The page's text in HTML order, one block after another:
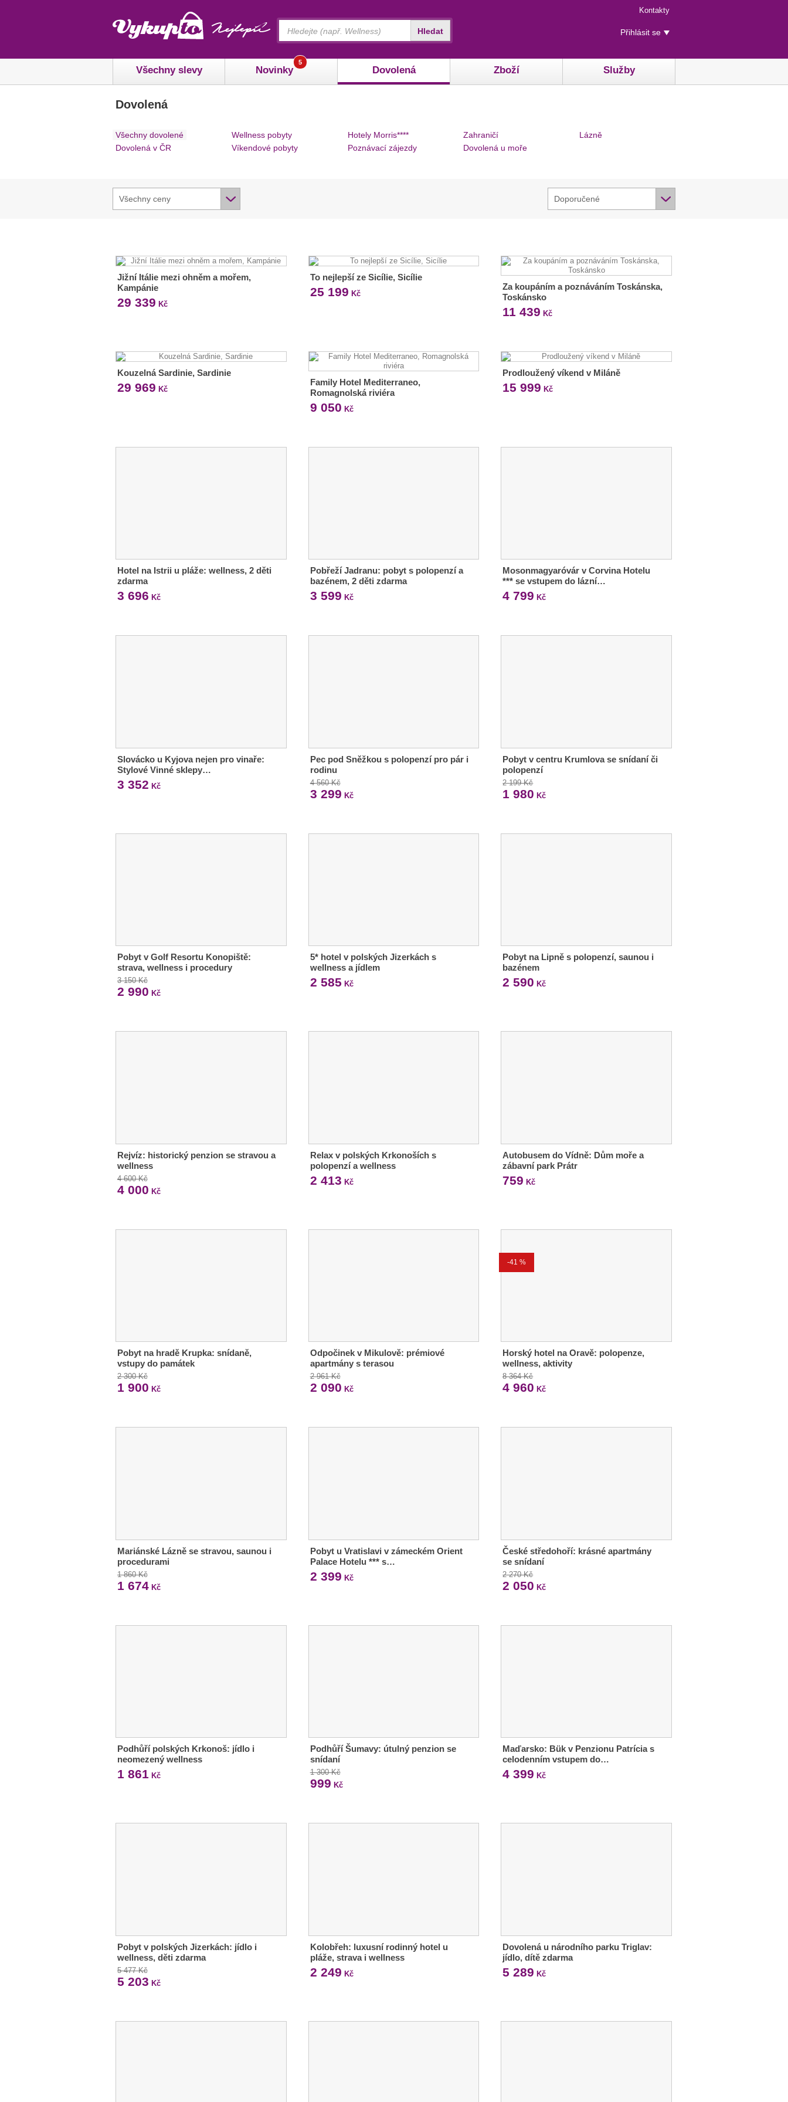
Menu
rychlého
přístupu
Kontakty
Uživatelské
menu
Přihlásit se
Všechny slevy Novinky
5
Dovolená Zboží Služby
Hledat
Dovolená
Všechny dovolené
Dovolená v ČR
Wellness pobyty
Víkendové pobyty
Hotely Morris****
Poznávací zájezdy
Zahraničí
Dovolená u moře
Lázně
Všechny ceny Doporučené
Jižní Itálie mezi ohněm a mořem,
Kampánie
29 339 Kč
To nejlepší ze Sicílie, Sicílie
25 199 Kč
Za koupáním a poznáváním Toskánska,
Toskánsko
11 439 Kč
Kouzelná Sardinie, Sardinie
29 969 Kč
Family Hotel Mediterraneo,
Romagnolská riviéra
9 050 Kč
Prodloužený víkend v Miláně
15 999 Kč
Hotel na Istrii u pláže: wellness, 2 děti
zdarma
3 696 Kč
Pobřeží Jadranu: pobyt s polopenzí a
bazénem, 2 děti zdarma
3 599 Kč
Mosonmagyaróvár v Corvina Hotelu
*** se vstupem do lázní…
4 799 Kč
Slovácko u Kyjova nejen pro vinaře:
Stylové Vinné sklepy…
3 352 Kč
Pec pod Sněžkou s polopenzí pro pár i
rodinu
4 560 Kč
3 299 Kč
Pobyt v centru Krumlova se snídaní či
polopenzí
2 199 Kč
1 980 Kč
Pobyt v Golf Resortu Konopiště:
strava, wellness i procedury
3 150 Kč
2 990 Kč
5* hotel v polských Jizerkách s
wellness a jídlem
2 585 Kč
Pobyt na Lipně s polopenzí, saunou i
bazénem
2 590 Kč
Rejvíz: historický penzion se stravou a
wellness
4 600 Kč
4 000 Kč
Relax v polských Krkonoších s
polopenzí a wellness
2 413 Kč
Autobusem do Vídně: Dům moře a
zábavní park Prátr
759 Kč
Pobyt na hradě Krupka: snídaně,
vstupy do památek
2 300 Kč
1 900 Kč
Odpočinek v Mikulově: prémiové
apartmány s terasou
2 961 Kč
2 090 Kč
-41 %
Horský hotel na Oravě: polopenze,
wellness, aktivity
8 364 Kč
4 960 Kč
Mariánské Lázně se stravou, saunou i
procedurami
1 860 Kč
1 674 Kč
Pobyt u Vratislavi v zámeckém Orient
Palace Hotelu *** s…
2 399 Kč
České středohoří: krásné apartmány
se snídaní
2 270 Kč
2 050 Kč
Podhůří polských Krkonoš: jídlo i
neomezený wellness
1 861 Kč
Podhůří Šumavy: útulný penzion se
snídaní
1 300 Kč
999 Kč
Maďarsko: Bük v Penzionu Patrícia s
celodenním vstupem do…
4 399 Kč
Pobyt v polských Jizerkách: jídlo i
wellness, děti zdarma
5 477 Kč
5 203 Kč
Kolobřeh: luxusní rodinný hotel u
pláže, strava i wellness
2 249 Kč
Dovolená u národního parku Triglav:
jídlo, dítě zdarma
5 289 Kč